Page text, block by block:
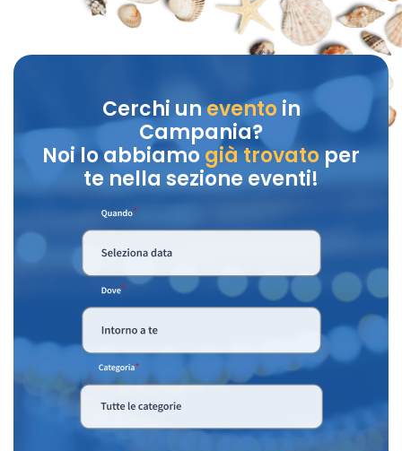
Cerchi unevento in
Campania?
Noi lo abbiamo già trovatoper
te nella sezione eventi!